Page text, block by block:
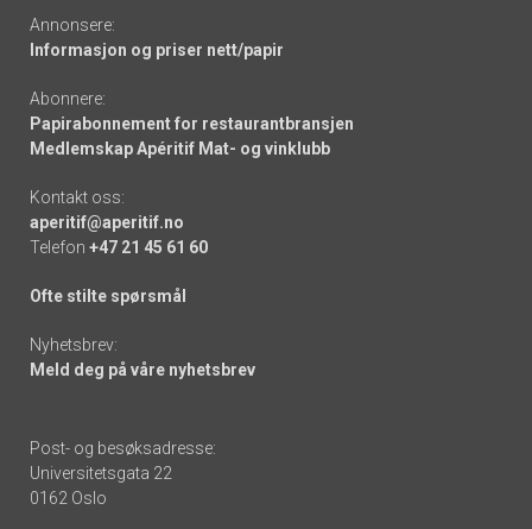
Annonsere:
Informasjon og priser nett/papir
Abonnere:
Papirabonnement for restaurantbransjen
Medlemskap Apéritif Mat- og vinklubb
Kontakt oss:
aperitif@aperitif.no
Telefon +47 21 45 61 60
Ofte stilte spørsmål
Nyhetsbrev:
Meld deg på våre nyhetsbrev
Post- og besøksadresse:
Universitetsgata 22
0162 Oslo